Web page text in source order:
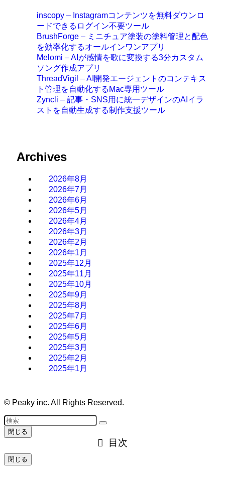
inscopy – Instagramコンテンツを無料ダウンロ
ードできるログイン不要ツール
BrushForge – ミニチュア塗装の塗料管理と配色
を効率化するオールインワンアプリ
Melomi – AIが感情を歌に変換する3分カスタム
ソング作成アプリ
ThreadVigil – AI開発エージェントのコンテキス
ト管理を自動化するMac専用ツール
Zyncli – 記事・SNS用に統一デザインのAIイラ
ストを自動生成する制作支援ツール
Archives
2026年8月
2026年7月
2026年6月
2026年5月
2026年4月
2026年3月
2026年2月
2026年1月
2025年12月
2025年11月
2025年10月
2025年9月
2025年8月
2025年7月
2025年6月
2025年5月
2025年3月
2025年2月
2025年1月
© Peaky inc. All Rights Reserved.
閉じる
目次
閉じる